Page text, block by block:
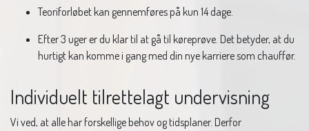
Teoriforløbet kan gennemføres på kun 14 dage.
Efter 3 uger er du klar til at gå til køreprøve. Det betyder, at du
hurtigt kan komme i gang med din nye karriere som chauffør.
Individuelt tilrettelagt undervisning
Vi ved, at alle har forskellige behov og tidsplaner. Derfor